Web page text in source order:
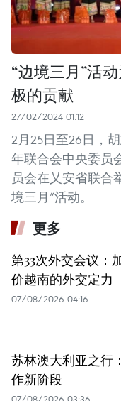
“边境三月”活
极的贡献
27/02/2024 01:12
2月25日至26日，
年联合会中央委员
员会在乂安省联合
境三月”活动。
更多
第33次外交会议：
价越南的外交定力
07/08/2026 04:16
苏林澳大利亚之行
作新阶段